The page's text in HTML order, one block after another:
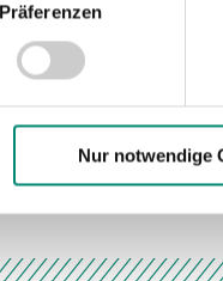
Außerdem
Präferenzen
Nur notwendige